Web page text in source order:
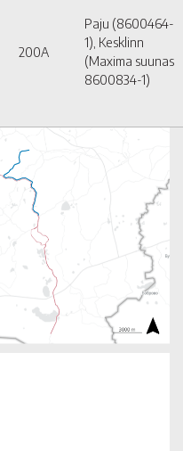
200A
Paju (8600464-
1), Kesklinn
(Maxima suunas
8600834-1)